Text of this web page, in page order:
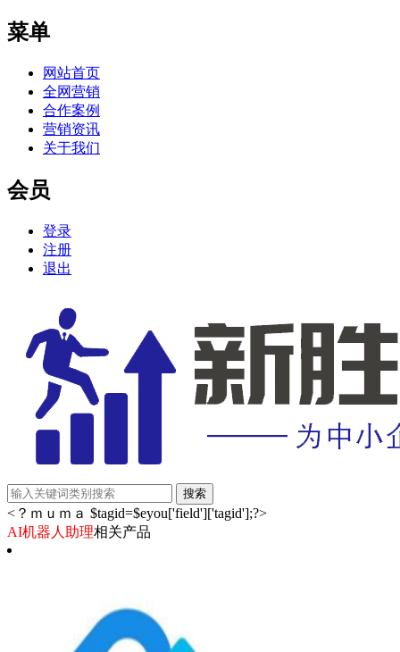
菜单
网站首页
全网营销
合作案例
营销资讯
关于我们
会员
登录
注册
退出
<？ｍｕｍａ $tagid=$eyou['field']['tagid'];?>
AI机器人助理相关产品